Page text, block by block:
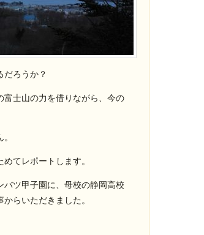
だろうか？
士山の力を借りながら、今の
てレポートします。
バツ甲子園に、母校の静岡高校
らいただきました。